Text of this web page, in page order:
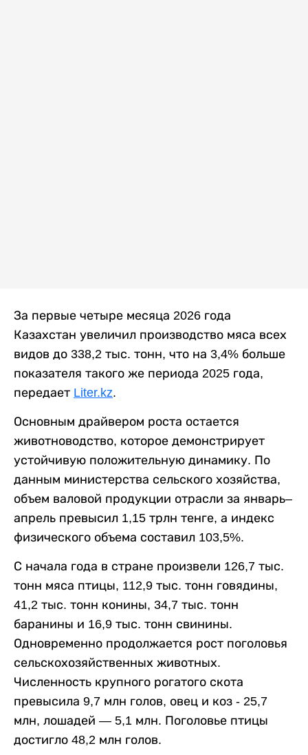
За первые четыре месяца 2026 года
Казахстан увеличил производство мяса всех
видов до 338,2 тыс. тонн, что на 3,4% больше
показателя такого же периода 2025 года,
передает Liter.kz.
Основным драйвером роста остается
животноводство, которое демонстрирует
устойчивую положительную динамику. По
данным министерства сельского хозяйства,
объем валовой продукции отрасли за январь–
апрель превысил 1,15 трлн тенге, а индекс
физического объема составил 103,5%.
С начала года в стране произвели 126,7 тыс.
тонн мяса птицы, 112,9 тыс. тонн говядины,
41,2 тыс. тонн конины, 34,7 тыс. тонн
баранины и 16,9 тыс. тонн свинины.
Одновременно продолжается рост поголовья
сельскохозяйственных животных.
Численность крупного рогатого скота
превысила 9,7 млн голов, овец и коз - 25,7
млн, лошадей — 5,1 млн. Поголовье птицы
достигло 48,2 млн голов.